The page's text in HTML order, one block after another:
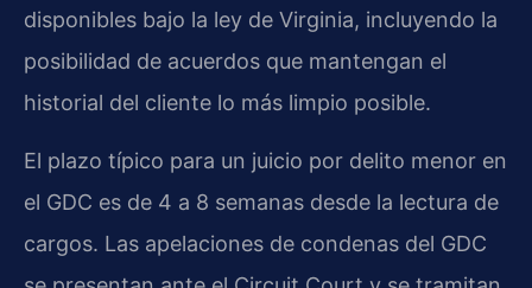
disponibles bajo la ley de Virginia, incluyendo la
posibilidad de acuerdos que mantengan el
historial del cliente lo más limpio posible.
El plazo típico para un juicio por delito menor en
el GDC es de 4 a 8 semanas desde la lectura de
cargos. Las apelaciones de condenas del GDC